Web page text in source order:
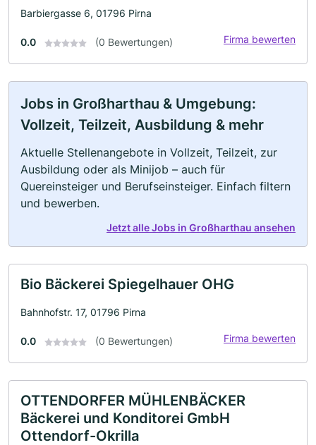
Barbiergasse 6, 01796 Pirna
0.0 (0 Bewertungen) Firma bewerten
Jobs in Großharthau & Umgebung:
Vollzeit, Teilzeit, Ausbildung & mehr
Aktuelle Stellenangebote in Vollzeit, Teilzeit, zur
Ausbildung oder als Minijob – auch für
Quereinsteiger und Berufseinsteiger. Einfach filtern
und bewerben.
Jetzt alle Jobs in Großharthau ansehen
Bio Bäckerei Spiegelhauer OHG
Bahnhofstr. 17, 01796 Pirna
0.0 (0 Bewertungen) Firma bewerten
OTTENDORFER MÜHLENBÄCKER
Bäckerei und Konditorei GmbH
Ottendorf-Okrilla